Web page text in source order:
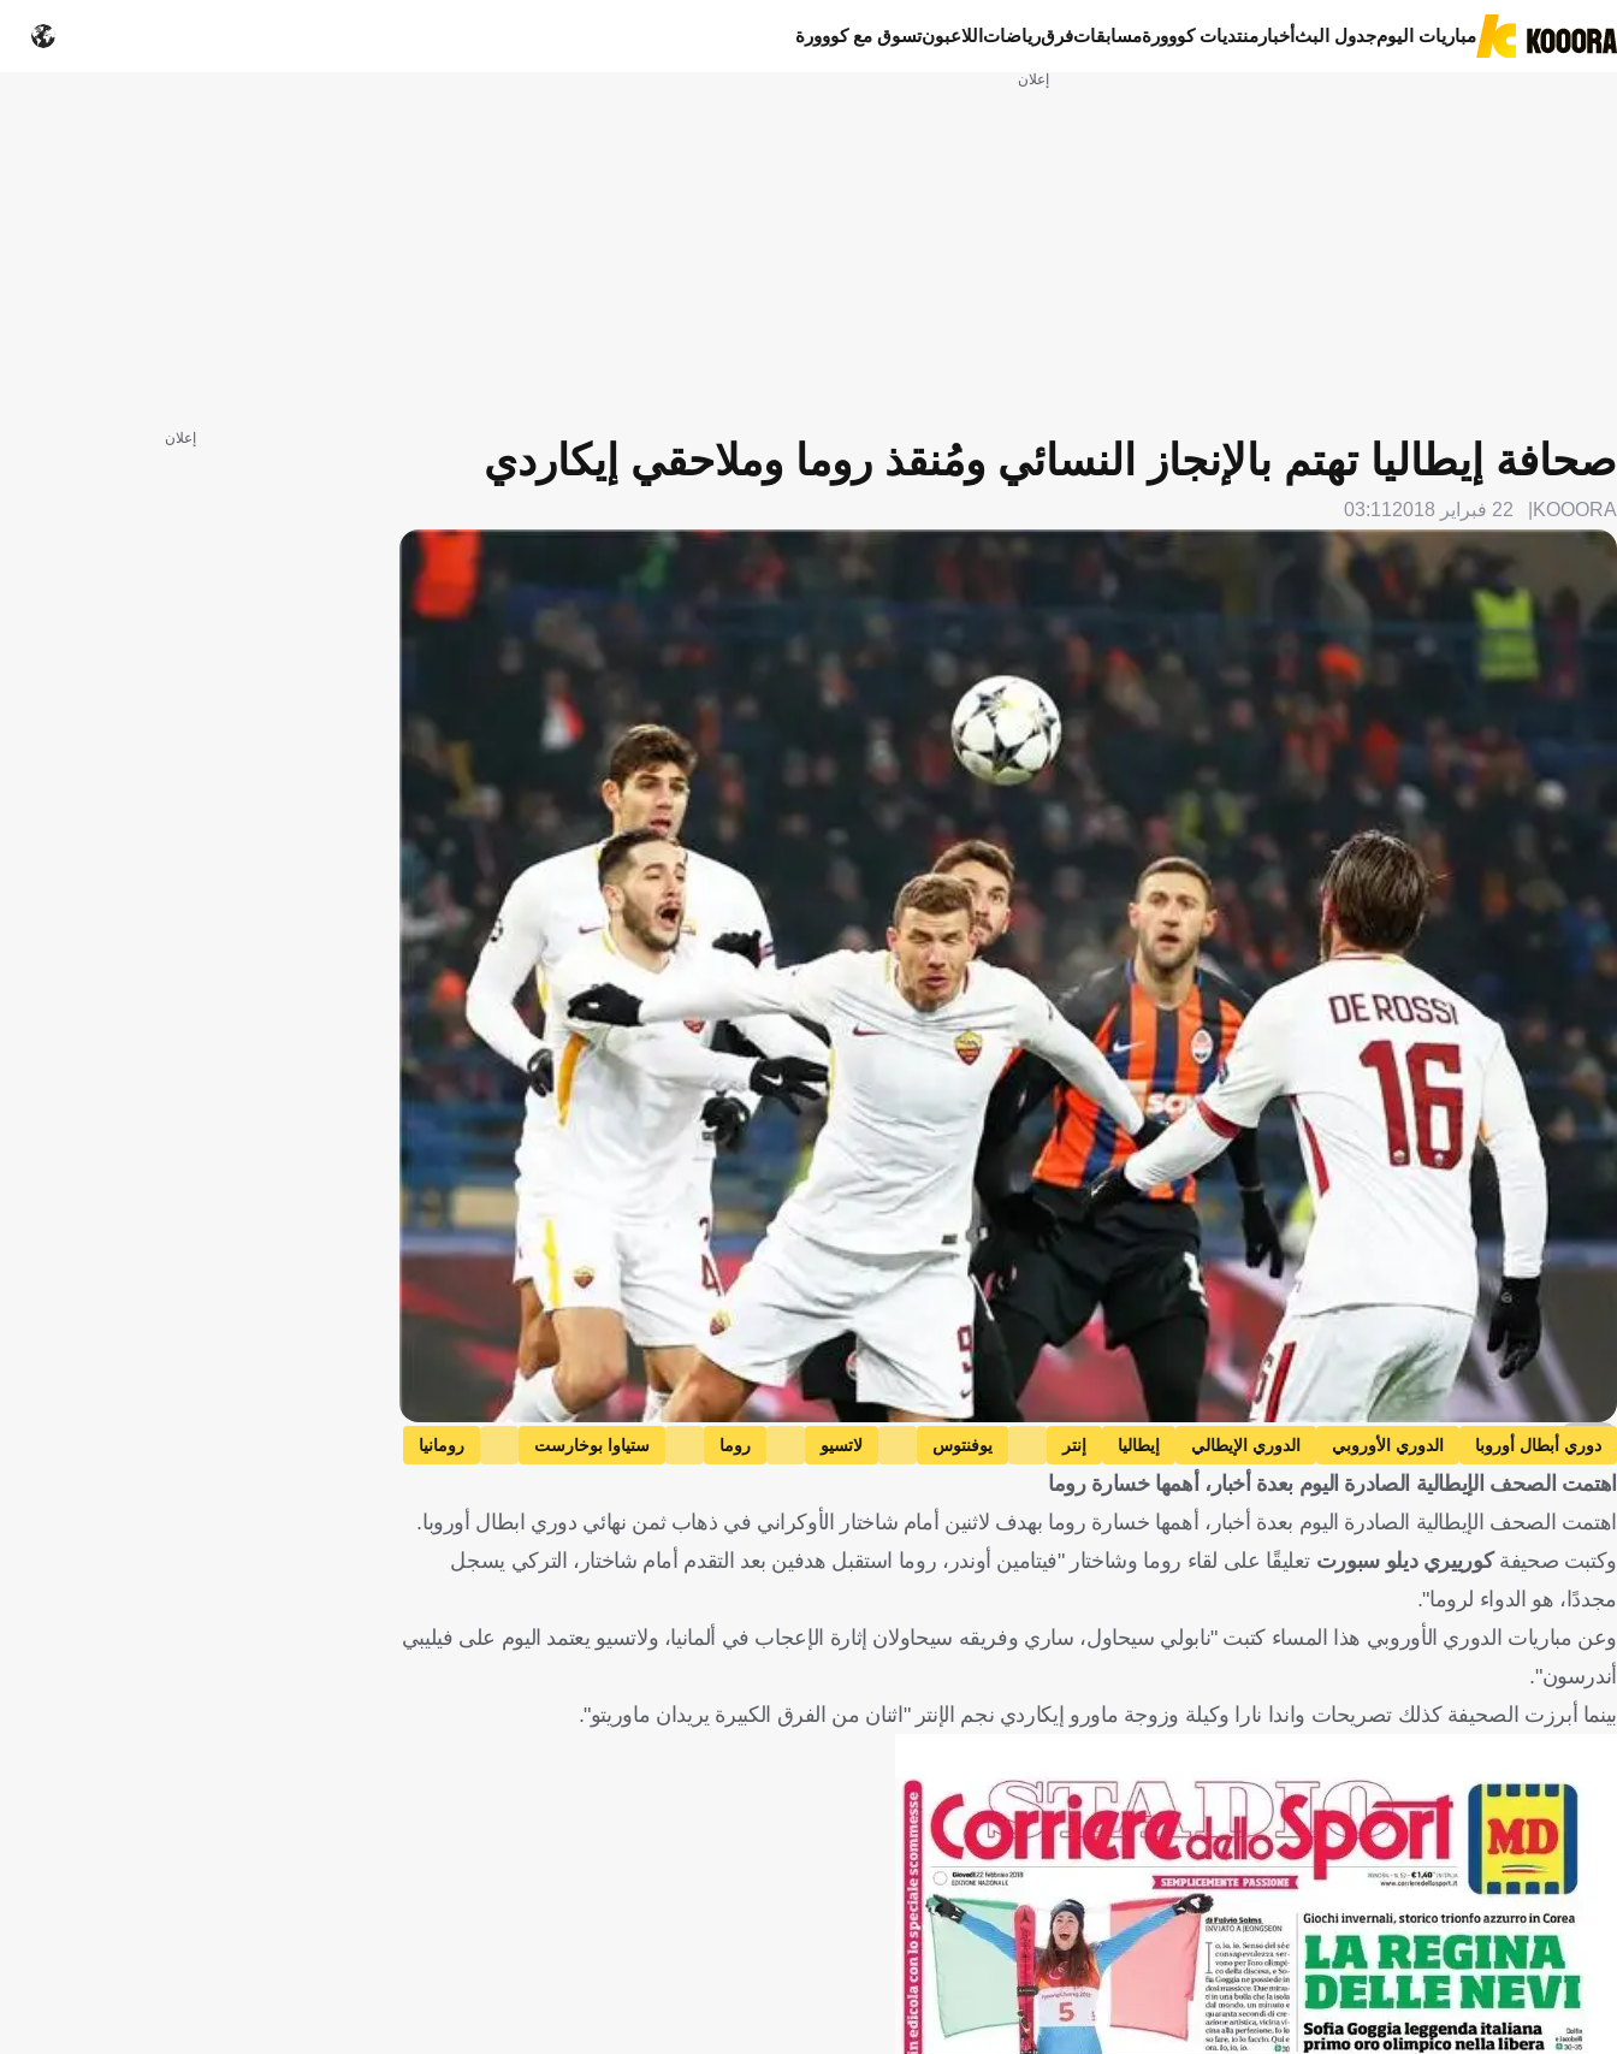
مباريات اليومجدول البثأخبار منتديات كووورةمسابقاتفرقرياضات اللاعبونتسوق مع كووورة
إعلان
صحافة إيطاليا تهتم بالإنجاز النسائي ومُنقذ روما وملاحقي إيكاردي
KOOORA 22 فبراير 2018 03:11
دوري أبطال أوروبا الدوري الأوروبي الدوري الإيطالي إيطاليا إنتر يوفنتوس لاتسيو روما ستياوا بوخارست
رومانيا
شاختار دونيتسك
أوكرانيا نابولي لايبزيج ألمانيا
كرة قدم
اهتمت الصحف الإيطالية الصادرة اليوم بعدة أخبار، أهمها خسارة روما
اهتمت الصحف الإيطالية الصادرة اليوم بعدة أخبار، أهمها خسارة روما بهدف لاثنين أمام شاختار الأوكراني في ذهاب ثمن نهائي دوري ابطال أوروبا.
وكتبت صحيفةكورييري ديلو سبورت تعليقًا على لقاء روما وشاختار "فيتامين أوندر، روما استقبل هدفين بعد التقدم أمام شاختار، التركي يسجل
مجددًا، هو الدواء لروما".
وعن مباريات الدوري الأوروبي هذا المساء كتبت "نابولي سيحاول، ساري وفريقه سيحاولان إثارة الإعجاب في ألمانيا، ولاتسيو يعتمد اليوم على فيليبي
أندرسون".
بينما أبرزت الصحيفة كذلك تصريحات واندا نارا وكيلة وزوجة ماورو إيكاردي نجم الإنتر "اثنان من الفرق الكبيرة يريدان ماوريتو".
إعلان